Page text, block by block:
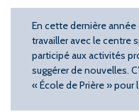
En cette dernière année
travailler avec le centre
participé aux activités
suggérer de nouvelles.
« École de Prière »